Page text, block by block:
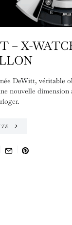
– X-
DeWitt, véritable
nouvelle dimension